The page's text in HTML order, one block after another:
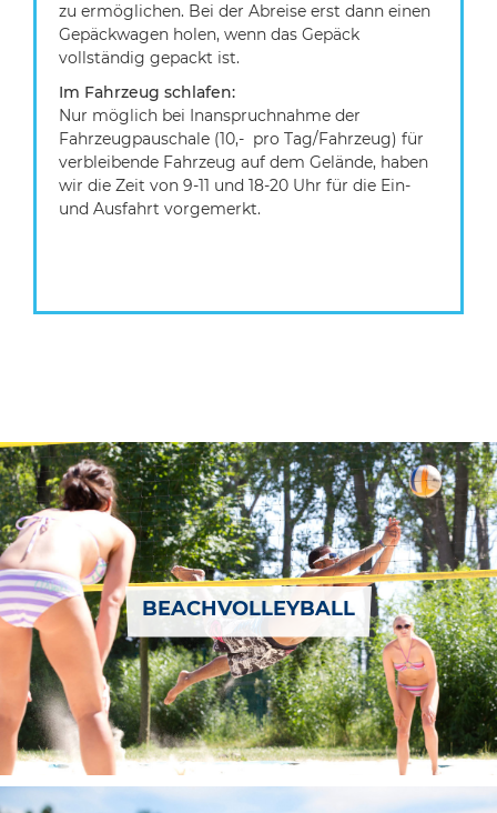
zu ermöglichen. Bei der Abreise erst dann einen
Gepäckwagen holen, wenn das Gepäck
vollständig gepackt ist.
Im Fahrzeug schlafen:
Nur möglich bei Inanspruchnahme der
Fahrzeugpauschale (10,- pro Tag/Fahrzeug) für
verbleibende Fahrzeug auf dem Gelände, haben
wir die Zeit von 9-11 und 18-20 Uhr für die Ein-
und Ausfahrt vorgemerkt.
BEACHVOLLEYBALL